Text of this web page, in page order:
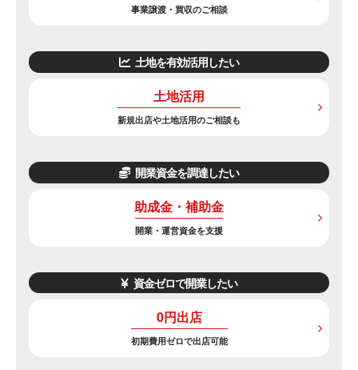
事業譲渡・買収のご相談
土地を有効活用したい
土地活用
新規出店や土地活用のご相談も
開業資金を調達したい
助成金・補助金
開業・運営資金を支援
資金ゼロで開業したい
0円出店
初期費用ゼロで出店可能